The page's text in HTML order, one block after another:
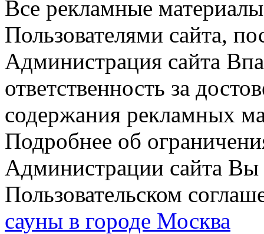
Все рекламные
Пользователями сайта,
Администрация сайта
ответственность за
содержания рекламных
Подробнее об
Администрации сайта Вы
Пользовательском
сауны в городе Москва